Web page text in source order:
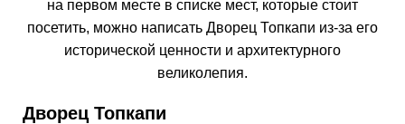
на первом месте в списке мест, которые стоит
посетить, можно написать Дворец Топкапи из-за его
исторической ценности и архитектурного
великолепия.
Дворец Топкапи